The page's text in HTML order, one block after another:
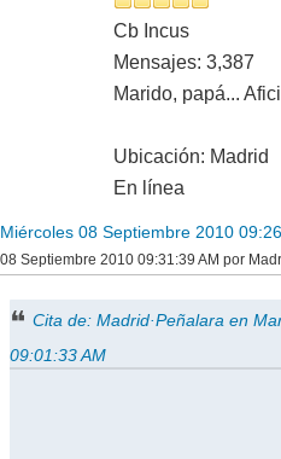
Cb Incus
Mensajes: 3,387
Marido, papá...
Ubicación: Madrid
En línea
Miércoles 08 Septiembre 2010
08 Septiembre 2010 09:31:39 AM por
Cita de: Madrid·Peñalara en
09:01:33 AM